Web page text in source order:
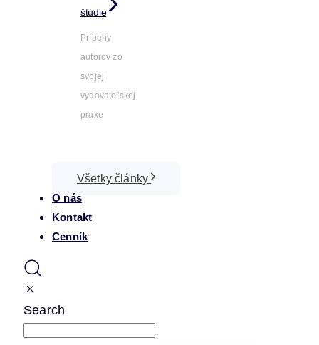
štúdie
Príbehy
autorov zo
svojej
vydavateľskej
praxe
Všetky články
O nás
Kontakt
Cenník
Search